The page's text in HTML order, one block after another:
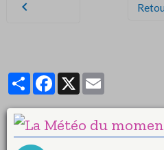
PartagerFacebook
X